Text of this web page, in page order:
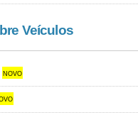
Veículos
novo